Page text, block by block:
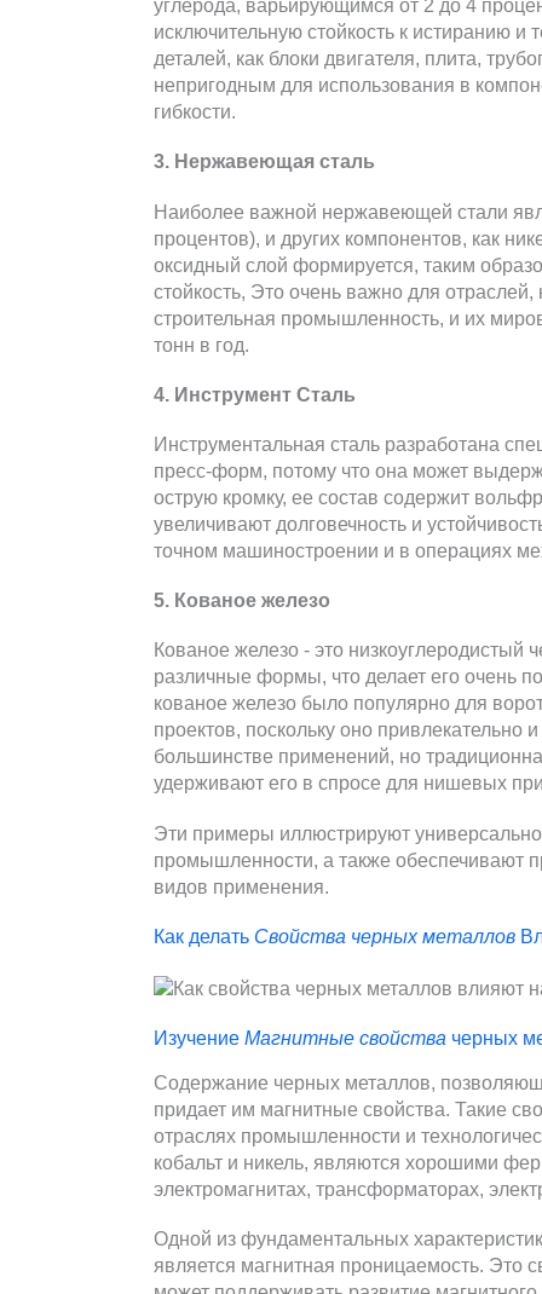
углерода, варьирующимся от 2 до 4
исключительную стойкость к истиранию и
деталей, как блоки двигателя, плита,
непригодным для использования в
гибкости.
3. Нержавеющая сталь
Наиболее важной нержавеющей стали
процентов), и других компонентов, как
оксидный слой формируется, таким
стойкость, Это очень важно для
строительная промышленность, и их
тонн в год.
4. Инструмент Сталь
Инструментальная сталь разработана
пресс-форм, потому что она может
острую кромку, ее состав содержит
увеличивают долговечность и
точном машиностроении и в операциях
5. Кованое железо
Кованое железо - это низкоуглеродистый
различные формы, что делает его очень
кованое железо было популярно для
проектов, поскольку оно
большинстве применений, но
удерживают его в спросе для нишевых
Эти примеры иллюстрируют
промышленности, а также
видов применения.
Как делать Свойства черных металлов
Изучение Магнитные свойства черных
Содержание черных металлов,
придает им магнитные свойства. Такие
отраслях промышленности и
кобальт и никель, являются хорошими
электромагнитах, трансформаторах,
Одной из фундаментальных
является магнитная проницаемость. Это